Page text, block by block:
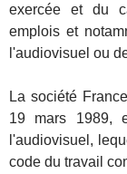
exercée et du
emplois et
l'audiovisuel ou
La société
19 mars 1989,
l'audiovisuel,
code du travail